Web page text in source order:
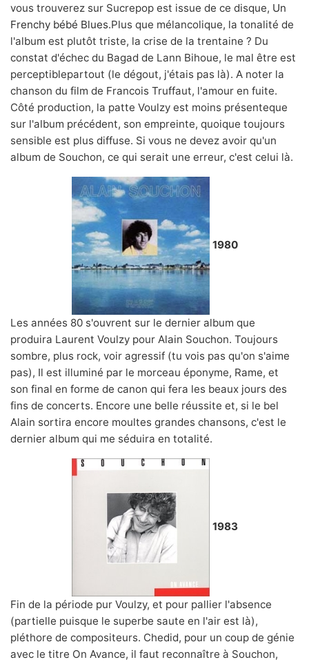
vous trouverez sur Sucrepop est issue de ce disque, Un
Frenchy bébé Blues.Plus que mélancolique, la tonalité de
l'album est plutôt triste, la crise de la trentaine ? Du
constat d'échec du Bagad de Lann Bihoue, le mal être est
perceptiblepartout (le dégout, j'étais pas là). A noter la
chanson du film de Francois Truffaut, l'amour en fuite.
Côté production, la patte Voulzy est moins présenteque
sur l'album précédent, son empreinte, quoique toujours
sensible est plus diffuse. Si vous ne devez avoir qu'un
album de Souchon, ce qui serait une erreur, c'est celui là.
1980
Les années 80 s'ouvrent sur le dernier album que
produira Laurent Voulzy pour Alain Souchon. Toujours
sombre, plus rock, voir agressif (tu vois pas qu'on s'aime
pas), Il est illuminé par le morceau éponyme, Rame, et
son final en forme de canon qui fera les beaux jours des
fins de concerts. Encore une belle réussite et, si le bel
Alain sortira encore moultes grandes chansons, c'est le
dernier album qui me séduira en totalité.
1983
Fin de la période pur Voulzy, et pour pallier l'absence
(partielle puisque le superbe saute en l'air est là),
pléthore de compositeurs. Chedid, pour un coup de génie
avec le titre On Avance, il faut reconnaître à Souchon,